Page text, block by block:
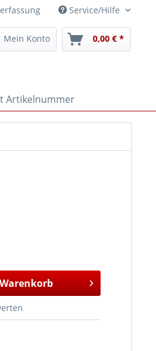
Service/Hilfe
Mein Konto 0,00 € *
Artikelnummer
Warenkorb